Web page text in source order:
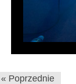
« Poprzednie